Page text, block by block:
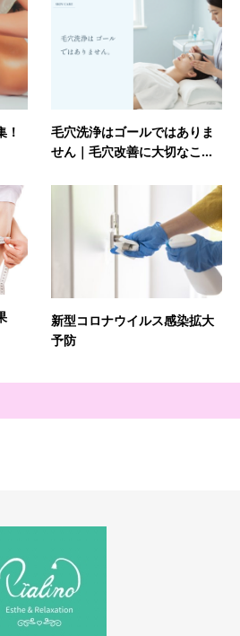
！
毛穴洗浄はゴールではありま
せん｜毛穴改善に大切なこ...
新型コロナウイルス感染拡大
予防